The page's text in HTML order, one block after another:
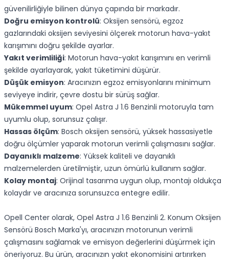
güvenilirliğiyle bilinen dünya çapında bir markadır.
Doğru emisyon kontrolü: Oksijen sensörü, egzoz
gazlarındaki oksijen seviyesini ölçerek motorun hava-yakıt
karışımını doğru şekilde ayarlar.
Yakıt verimliliği: Motorun hava-yakıt karışımını en verimli
şekilde ayarlayarak, yakıt tüketimini düşürür.
Düşük emisyon: Aracınızın egzoz emisyonlarını minimum
seviyeye indirir, çevre dostu bir sürüş sağlar.
Mükemmel uyum: Opel Astra J 1.6 Benzinli motoruyla tam
uyumlu olup, sorunsuz çalışır.
Hassas ölçüm: Bosch oksijen sensörü, yüksek hassasiyetle
doğru ölçümler yaparak motorun verimli çalışmasını sağlar.
Dayanıklı malzeme: Yüksek kaliteli ve dayanıklı
malzemelerden üretilmiştir, uzun ömürlü kullanım sağlar.
Kolay montaj: Orijinal tasarıma uygun olup, montajı oldukça
kolaydır ve aracınıza sorunsuzca entegre edilir.
Opell Center olarak, Opel Astra J 1.6 Benzinli 2. Konum Oksijen
Sensörü Bosch Marka'yı, aracınızın motorunun verimli
çalışmasını sağlamak ve emisyon değerlerini düşürmek için
öneriyoruz. Bu ürün, aracınızın yakıt ekonomisini artırırken